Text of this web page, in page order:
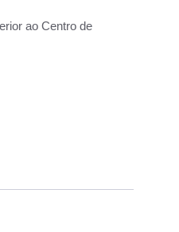
ao Centro de